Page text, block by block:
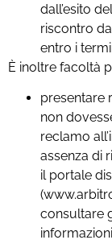
dall’esito
riscontro
entro i
È inoltre facoltà
presentare
non
reclamo
assenza di
il portale
consultare